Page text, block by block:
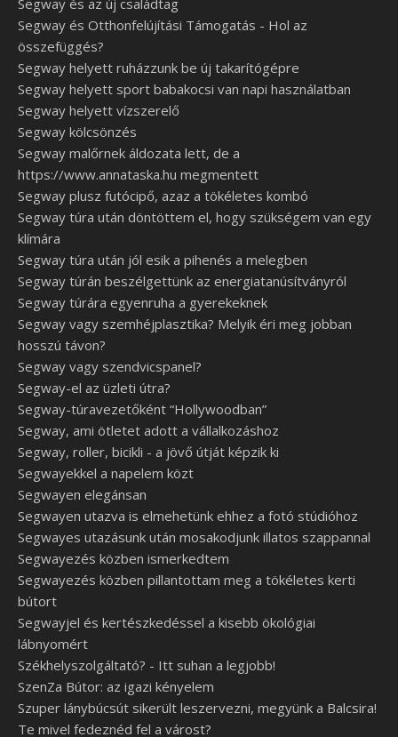
Segway és az új családtag
Segway és Otthonfelújítási Támogatás - Hol az
összefüggés?
Segway helyett ruházzunk be új takarítógépre
Segway helyett sport babakocsi van napi használatban
Segway helyett vízszerelő
Segway kölcsönzés
Segway malőrnek áldozata lett, de a
https://www.annataska.hu megmentett
Segway plusz futócipő, azaz a tökéletes kombó
Segway túra után döntöttem el, hogy szükségem van egy
klímára
Segway túra után jól esik a pihenés a melegben
Segway túrán beszélgettünk az energiatanúsítványról
Segway túrára egyenruha a gyerekeknek
Segway vagy szemhéjplasztika? Melyik éri meg jobban
hosszú távon?
Segway vagy szendvicspanel?
Segway-el az üzleti útra?
Segway-túravezetőként “Hollywoodban”
Segway, ami ötletet adott a vállalkozáshoz
Segway, roller, bicikli - a jövő útját képzik ki
Segwayekkel a napelem közt
Segwayen elegánsan
Segwayen utazva is elmehetünk ehhez a fotó stúdióhoz
Segwayes utazásunk után mosakodjunk illatos szappannal
Segwayezés közben ismerkedtem
Segwayezés közben pillantottam meg a tökéletes kerti
bútort
Segwayjel és kertészkedéssel a kisebb ökológiai
lábnyomért
Székhelyszolgáltató? - Itt suhan a legjobb!
SzenZa Bútor: az igazi kényelem
Szuper lánybúcsút sikerült leszervezni, megyünk a Balcsira!
Te mivel fedeznéd fel a várost?